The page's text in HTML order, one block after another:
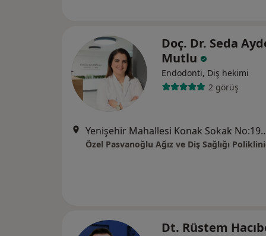
Doç. Dr. Seda
Mutlu
Endodonti, Diş hekimi
2 görüş
Yenişehir Mahallesi
Özel Pasvanoğlu Ağız ve Diş Sağlığı
Dt. Rüstem